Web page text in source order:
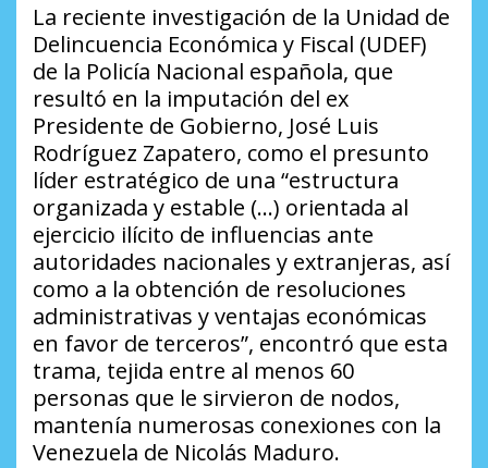
La reciente investigación de la Unidad de
Delincuencia Económica y Fiscal (UDEF)
de la Policía Nacional española, que
resultó en la imputación del ex
Presidente de Gobierno, José Luis
Rodríguez Zapatero, como el presunto
líder estratégico de una “estructura
organizada y estable (…) orientada al
ejercicio ilícito de influencias ante
autoridades nacionales y extranjeras, así
como a la obtención de resoluciones
administrativas y ventajas económicas
en favor de terceros”, encontró que esta
trama, tejida entre al menos 60
personas que le sirvieron de nodos,
mantenía numerosas conexiones con la
Venezuela de Nicolás Maduro.